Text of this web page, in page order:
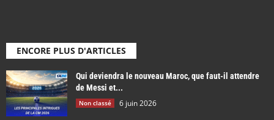
ENCORE PLUS D'ARTICLES
Qui deviendra le nouveau Maroc, que faut-il attendre
de Messi et...
Non classé 6 juin 2026